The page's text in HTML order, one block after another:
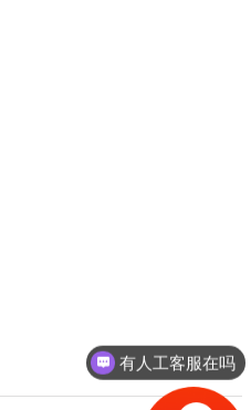
有人工客服在吗